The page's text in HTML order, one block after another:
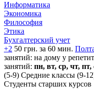
Информатика
Экономика
Философия
Этика
Бухгалтерский учет
+2 50 грн. за 60 мин.
занятий: на дому у
занятий: пн, вт, ср, чт, пт,
(5-9) Средние классы (9-
Студенты старших курсов